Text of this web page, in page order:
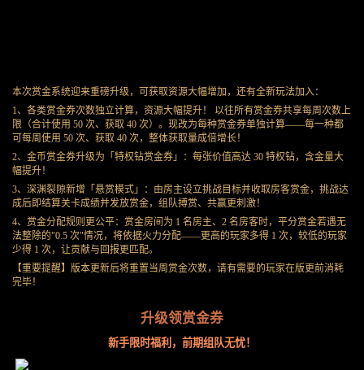
本次赏金系统迎来重磅升级，可获取资源大幅增加，还有全新玩法加入：
1、各类赏金券次数独立计算，资源大幅提升！ 以往所有赏金券共享每周次数上
限（合计使用 50 次、获取 40 次）。现改为每种赏金券单独计算——每一种都
可每周使用 50 次、获取 40 次，整体获取量成倍增长！
2、金币赏金券升级为「特权钻赏金券」：每张价值高达 30 特权钻，含金量大
幅提升！
3、深渊裂隙新增「悬赏模式」：由房主设立挑战目标并收取房客赏金，挑战达
成后即结算关卡成绩并发放赏金，组队搏赏、共赢更刺激！
4、赏金分配规则更公平：赏金房间为 1 名房主、2 名房客时，平分赏金若遇无
法整除的"0.5 次"情况，将依据火力分配——更高的玩家多得 1 次，较低的玩家
少得 1 次，让贡献与回报更匹配。
【重要提醒】版本更新后将重置当周赏金次数，请有需要的玩家在版更前消耗
完毕！
升级领赏金券
新手限时福利，前期组队无忧！